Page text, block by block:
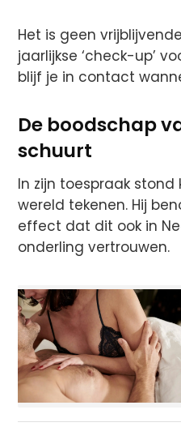
Het is geen vrijblijvende
jaarlijkse ‘check-up’
blijf je in contact
De boodschap
schuurt
In zijn toespraak
wereld tekenen. Hij
effect dat dit ook in
onderling vertrouwen.